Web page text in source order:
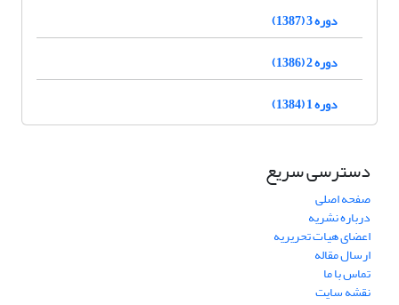
دوره 3 (1387)
دوره 2 (1386)
دوره 1 (1384)
دسترسی سریع
صفحه اصلی
درباره نشریه
اعضای هیات تحریریه
ارسال مقاله
تماس با ما
نقشه سایت